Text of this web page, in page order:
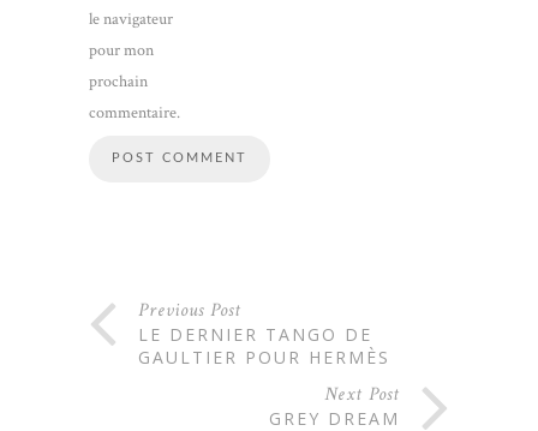
le navigateur
pour mon
prochain
commentaire.
Previous Post
LE DERNIER TANGO DE
GAULTIER POUR HERMÈS
Next Post
GREY DREAM